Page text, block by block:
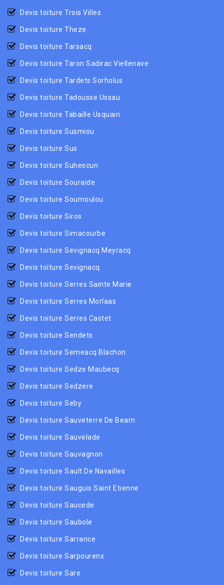
Devis toiture Trois Villes
Devis toiture Theze
Devis toiture Tarsacq
Devis toiture Taron Sadirac Viellenave
Devis toiture Tardets Sorholus
Devis toiture Tadousse Ussau
Devis toiture Tabaille Usquain
Devis toiture Susmiou
Devis toiture Sus
Devis toiture Suhescun
Devis toiture Souraide
Devis toiture Soumoulou
Devis toiture Siros
Devis toiture Simacourbe
Devis toiture Sevignacq Meyracq
Devis toiture Sevignacq
Devis toiture Serres Sainte Marie
Devis toiture Serres Morlaas
Devis toiture Serres Castet
Devis toiture Sendets
Devis toiture Semeacq Blachon
Devis toiture Sedze Maubecq
Devis toiture Sedzere
Devis toiture Seby
Devis toiture Sauveterre De Bearn
Devis toiture Sauvelade
Devis toiture Sauvagnon
Devis toiture Sault De Navailles
Devis toiture Sauguis Saint Etienne
Devis toiture Saucede
Devis toiture Saubole
Devis toiture Sarrance
Devis toiture Sarpourenx
Devis toiture Sare